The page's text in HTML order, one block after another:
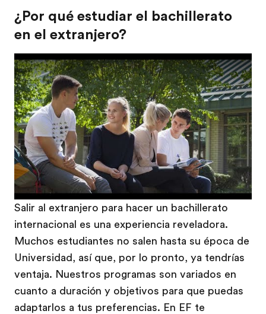
¿Por qué estudiar el bachillerato
en el extranjero?
Play
Salir al extranjero para hacer un bachillerato
internacional es una experiencia reveladora.
Muchos estudiantes no salen hasta su época de
Universidad, así que, por lo pronto, ya tendrías
ventaja. Nuestros programas son variados en
cuanto a duración y objetivos para que puedas
adaptarlos a tus preferencias. En EF te